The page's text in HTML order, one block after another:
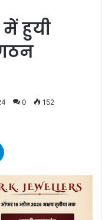
हुयी
0 152